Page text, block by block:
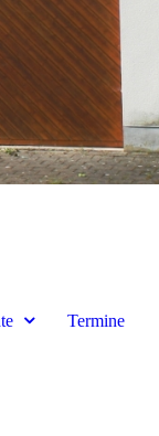
Termine